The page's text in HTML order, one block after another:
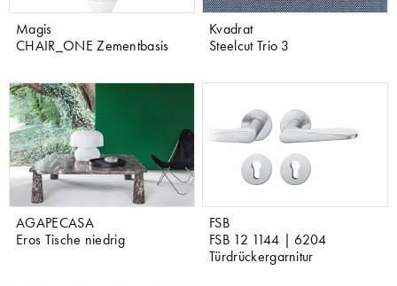
Magis
CHAIR_ONE Zementbasis
Kvadrat
Steelcut Trio 3
AGAPECASA
Eros Tische niedrig
FSB
FSB 12 1144 | 6204
Türdrückergarnitur